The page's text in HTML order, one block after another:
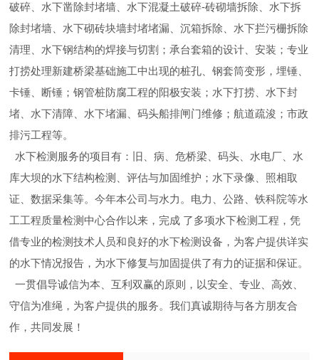
破碎、水下凿除封堵墙、水下混凝土破碎-砖砌墙拆除、水下拆
除封堵墙、水下砌砖块墙封堵堵漏、沉箱拆除、水下拦污栅拆除
清理、水下钢结构的焊接与切割；承台套箱的设计、安装；专业
打捞处理新建桥梁基础施工中出现的桩孔、钢套筒变形，埋锤、
卡锤、断锤；钢管桩防腐工程的阳极安装；水下打捞、水下封
堵、水下清障、水下堵漏、码头船排闸门维修；航道疏浚；市政
排污工程等。
水下检测服务的项目有：旧、病、危桥梁、码头、水电厂、水
库大坝的水下结构检测、评估与加固维护；水下录像、照相取
证、数据采集等。今年本公司与水力。电力、公路、铁科院等水
工工程质量检测中心合作以来，完成 了多项水下检测工程，凭
借专业的检测技术人员和良好的水下检测设备，为客户提供详实
的水下情况报告，为水下修复与加固提供了有力的证据和保证。
一贯倡导诚信为本、互利双赢的原则，以安全、专业、高效、
守信为准绳，为客户提供的服务。我们真诚期待与各方朋友合
作，共同发展！